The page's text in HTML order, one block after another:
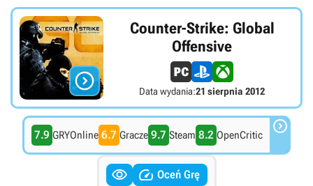

Counter-Strike: Global
Offensive
Data wydania:21 sierpnia 2012
7.9 GRYOnline 6.7 Gracze 9.7 Steam 8.2 OpenCritic 
  Oceń Grę